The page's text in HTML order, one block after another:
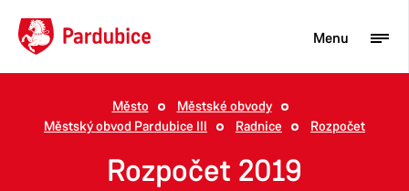
Turista
Aktuality
Město
Městské obvody
Městský obvod Pardubice III
Radnice Rozpočet
Rozpočet 2019
Menu